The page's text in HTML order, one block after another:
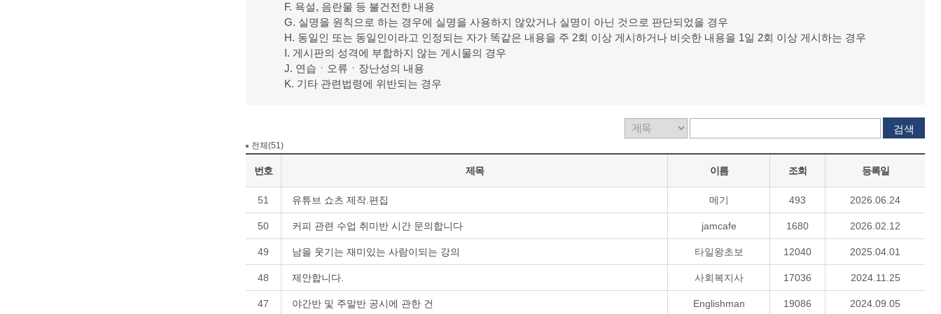
F. 욕설, 음란물 등 불건전한 내용
G. 실명을 원칙으로 하는 경우에 실명을 사용하지 않았거나 실명이 아닌 것으로 판단되었을 경우
H. 동일인 또는 동일인이라고 인정되는 자가 똑같은 내용을 주 2회 이상 게시하거나 비슷한 내용을 1일 2회 이상 게시하는 경우
I. 게시판의 성격에 부합하지 않는 게시물의 경우
J. 연습ㆍ오류ㆍ장난성의 내용
K. 기타 관련법령에 위반되는 경우
검색
전체(51)
번호 제목 이름 조회 등록일
51 유튜브 쇼츠 제작.편집 메기 493 2026.06.24
50 커피 관련 수업 취미반 시간 문의합니다 jamcafe 1680 2026.02.12
49 남을 웃기는 재미있는 사람이되는 강의 타일왕초보 12040 2025.04.01
48 제안합니다. 사회복지사 17036 2024.11.25
47 야간반 및 주말반 공시에 관한 건 Englishman 19086 2024.09.05